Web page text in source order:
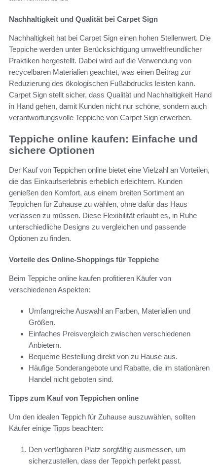
Nachhaltigkeit und Qualität bei Carpet Sign
Nachhaltigkeit hat bei Carpet Sign einen hohen Stellenwert. Die
Teppiche werden unter Berücksichtigung umweltfreundlicher
Praktiken hergestellt. Dabei wird auf die Verwendung von
recycelbaren Materialien geachtet, was einen Beitrag zur
Reduzierung des ökologischen Fußabdrucks leisten kann.
Carpet Sign stellt sicher, dass Qualität und Nachhaltigkeit Hand
in Hand gehen, damit Kunden nicht nur schöne, sondern auch
verantwortungsvolle Teppiche von Carpet Sign erwerben.
Teppiche online kaufen: Einfache und
sichere Optionen
Der Kauf von Teppichen online bietet eine Vielzahl an Vorteilen,
die das Einkaufserlebnis erheblich erleichtern. Kunden
genießen den Komfort, aus einem breiten Sortiment an
Teppichen für Zuhause zu wählen, ohne dafür das Haus
verlassen zu müssen. Diese Flexibilität erlaubt es, in Ruhe
unterschiedliche Designs zu vergleichen und passende
Optionen zu finden.
Vorteile des Online-Shoppings für Teppiche
Beim Teppiche online kaufen profitieren Käufer von
verschiedenen Aspekten:
Umfangreiche Auswahl an Farben, Materialien und
Größen.
Einfaches Preisvergleich zwischen verschiedenen
Anbietern.
Bequeme Bestellung direkt von zu Hause aus.
Häufige Sonderangebote und Rabatte, die im stationären
Handel nicht geboten sind.
Tipps zum Kauf von Teppichen online
Um den idealen Teppich für Zuhause auszuwählen, sollten
Käufer einige Tipps beachten:
Den verfügbaren Platz sorgfältig ausmessen, um
sicherzustellen, dass der Teppich perfekt passt.